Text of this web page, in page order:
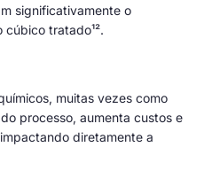
significativamente o
tratado¹².
muitas vezes como
processo, aumenta custos e
diretamente a